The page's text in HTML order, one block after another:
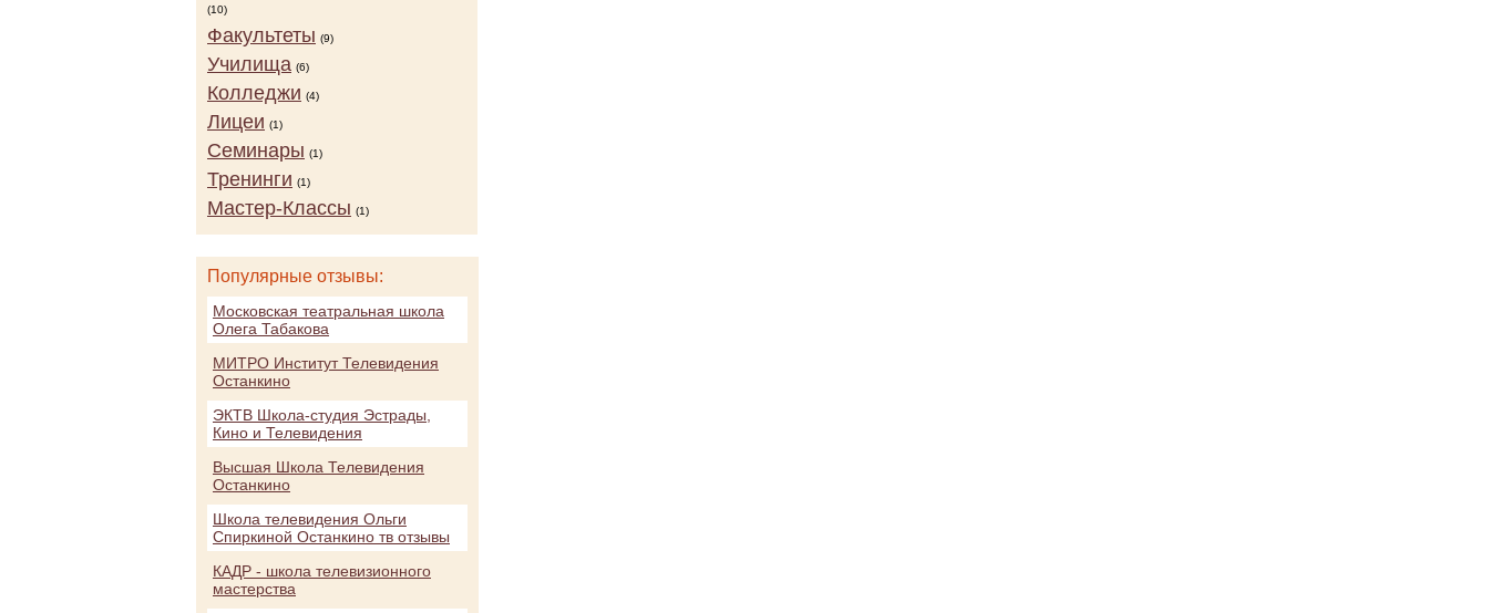
(10)
Факультеты (9)
Училища (6)
Колледжи (4)
Лицеи (1)
Семинары (1)
Тренинги (1)
Мастер-Классы (1)
Популярные отзывы:
Московская театральная школа
Олега Табакова
МИТРО Институт Телевидения
Останкино
ЭКТВ Школа-студия Эстрады,
Кино и Телевидения
Высшая Школа Телевидения
Останкино
Школа телевидения Ольги
Спиркиной Останкино тв отзывы
КАДР - школа телевизионного
мастерства